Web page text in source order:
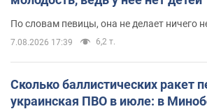
По словам певицы, она не делает ничего
7.08.2026 17:39 6,2 т.
Сколько баллистических ракет
украинская ПВО в июле: в